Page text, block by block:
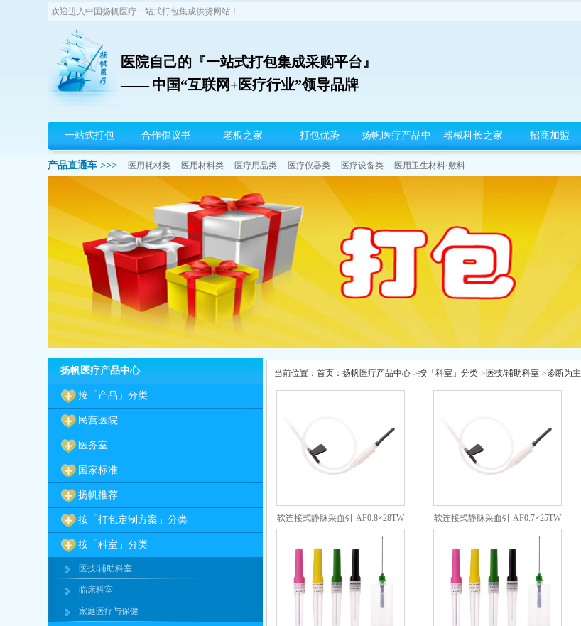
欢迎进入中国扬帆医疗一站式打包集成供货网站！
医院自己的『一站式打包集成采购平台』
—— 中国“互联网+医疗行业”领导品牌
一站式打包 合作倡议书 老板之家 打包优势 扬帆医疗产品中
心
器械科长之家 招商加盟
产品直通车 >>> 医用耗材类 医用材料类 医疗用品类 医疗仪器类 医疗设备类 医用卫生材料·敷料
扬帆医疗产品中心
按「产品」分类
民营医院
医务室
国家标准
扬帆推荐
按「打包定制方案」分类
按「科室」分类
医技/辅助科室
临床科室
家庭医疗与保健
当前位置： 首页： 扬帆医疗产品中心 >按「科室」分类 > 医技/辅助科室 >诊断为主
软连接式静脉采血针 AF0.8×28TW 软连接式静脉采血针 AF0.7×25TW